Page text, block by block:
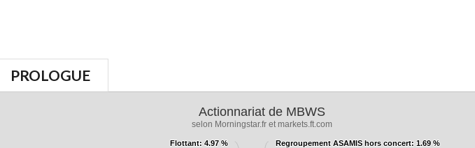
PROLOGUE
Actionnariat de MBWS
selon Morningstar.fr et markets.ft.com
Regroupement ASAMIS hors concert: 1.69 %
Regroupement ASAMIS hors concert: 1.69 %
Flottant: 4.97 %
Flottant: 4.97 %